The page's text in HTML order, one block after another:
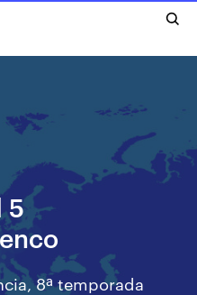
5
8ª temporada